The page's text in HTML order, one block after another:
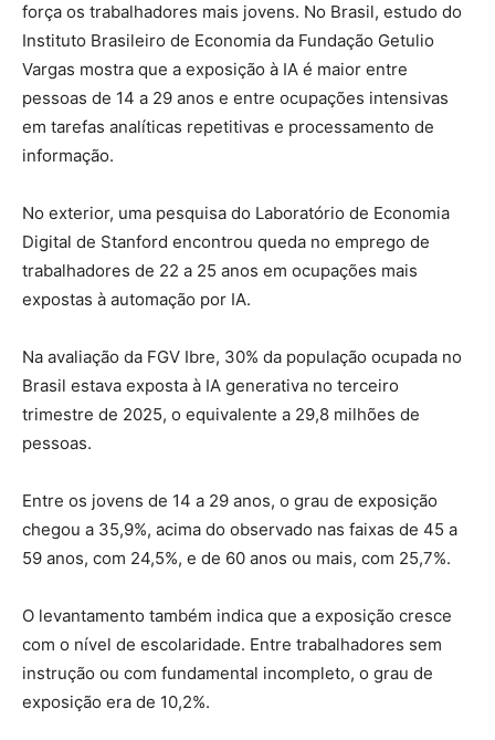
força os trabalhadores mais jovens. No Brasil, estudo do
Instituto Brasileiro de Economia da Fundação Getulio
Vargas mostra que a exposição à IA é maior entre
pessoas de 14 a 29 anos e entre ocupações intensivas
em tarefas analíticas repetitivas e processamento de
informação.
No exterior, uma pesquisa do Laboratório de Economia
Digital de Stanford encontrou queda no emprego de
trabalhadores de 22 a 25 anos em ocupações mais
expostas à automação por IA.
Na avaliação da FGV Ibre, 30% da população ocupada no
Brasil estava exposta à IA generativa no terceiro
trimestre de 2025, o equivalente a 29,8 milhões de
pessoas.
Entre os jovens de 14 a 29 anos, o grau de exposição
chegou a 35,9%, acima do observado nas faixas de 45 a
59 anos, com 24,5%, e de 60 anos ou mais, com 25,7%.
O levantamento também indica que a exposição cresce
com o nível de escolaridade. Entre trabalhadores sem
instrução ou com fundamental incompleto, o grau de
exposição era de 10,2%.